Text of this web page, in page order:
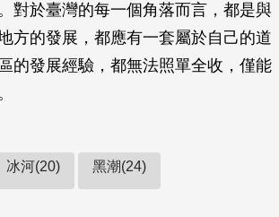
對於臺灣的每一個角落而言，都是與
方的發展，都應有一套屬於自己的道
的發展經驗，都無法照單全收，僅能
冰河(20) 黑潮(24)